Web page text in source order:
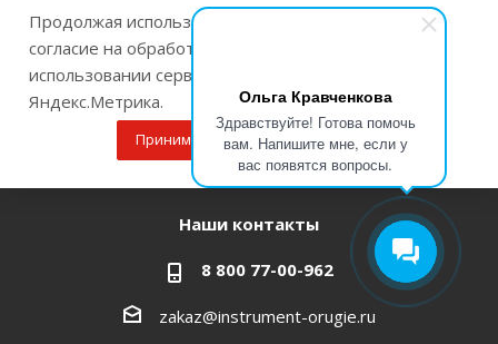
Ольга Кравченкова
Здравствуйте! Готова помочь
вам. Напишите мне, если у
вас появятся вопросы.
Помощь
Оставайтесь на связи
Наши контакты
8 800 77-00-962
zakaz@instrument-orugie.ru
Продолжая использовать наш сайт Вы даете
согласие на обработку файлов cookie и
использовании сервисов веб-аналитики
Яндекс.Метрика.
Принимаю Подробнее